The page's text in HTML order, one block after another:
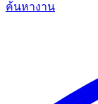
ค้นหางาน